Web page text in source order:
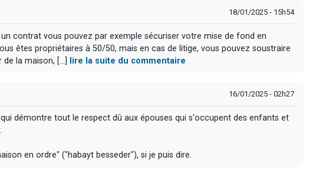
18/01/2025 - 15h54
contrat vous pouvez par exemple sécuriser votre mise de fond en
êtes propriétaires à 50/50, mais en cas de litige, vous pouvez soustraire
la maison, [...]
lire la suite du commentaire
16/01/2025 - 02h27
démontre tout le respect dû aux épouses qui s'occupent des enfants et
en ordre" ("habayt besseder"), si je puis dire.